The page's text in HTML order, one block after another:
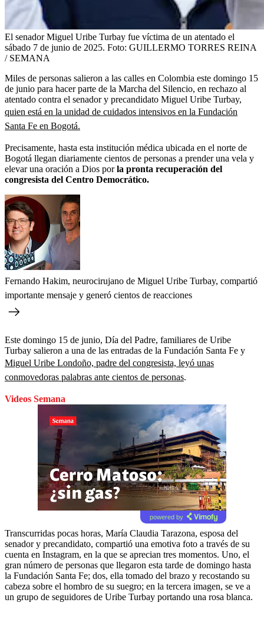
El senador Miguel Uribe Turbay fue víctima de un atentado el
sábado 7 de junio de 2025. Foto: GUILLERMO TORRES REINA
/ SEMANA
Miles de personas salieron a las calles en Colombia este domingo 15
de junio para hacer parte de la Marcha del Silencio, en rechazo al
atentado contra el senador y precandidato Miguel Uribe Turbay,
quien está en la unidad de cuidados intensivos en la Fundación
Santa Fe en Bogotá.
Precisamente, hasta esta institución médica ubicada en el norte de
Bogotá llegan diariamente cientos de personas a prender una vela y
elevar una oración a Dios porla pronta recuperación del
congresista del Centro Democrático.
Fernando Hakim, neurocirujano de Miguel Uribe Turbay, compartió
importante mensaje y generó cientos de reacciones
Este domingo 15 de junio, Día del Padre, familiares de Uribe
Turbay salieron a una de las entradas de la Fundación Santa Fe y
Miguel Uribe Londoño, padre del congresista, leyó unas
conmovedoras palabras ante cientos de personas.
Videos Semana
powered by
Transcurridas pocas horas, María Claudia Tarazona, esposa del
senador y precandidato, compartió una emotiva foto a través de su
cuenta en Instagram, en la que se aprecian tres momentos. Uno, el
gran número de personas que llegaron esta tarde de domingo hasta
la Fundación Santa Fe; dos, ella tomado del brazo y recostando su
cabeza sobre el hombro de su suegro; en la tercera imagen, se ve a
un grupo de seguidores de Uribe Turbay portando una rosa blanca.